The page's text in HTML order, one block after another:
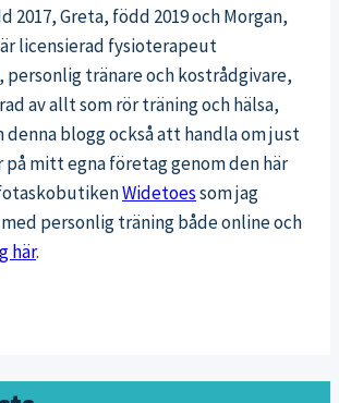
2017, Greta, född 2019 och Morgan,
är licensierad fysioterapeut
personlig tränare och kostrådgivare,
av allt som rör träning och hälsa,
denna blogg också att handla om just
på mitt egna företag genom den här
Widetoessom jag
personlig träning både online och
här.